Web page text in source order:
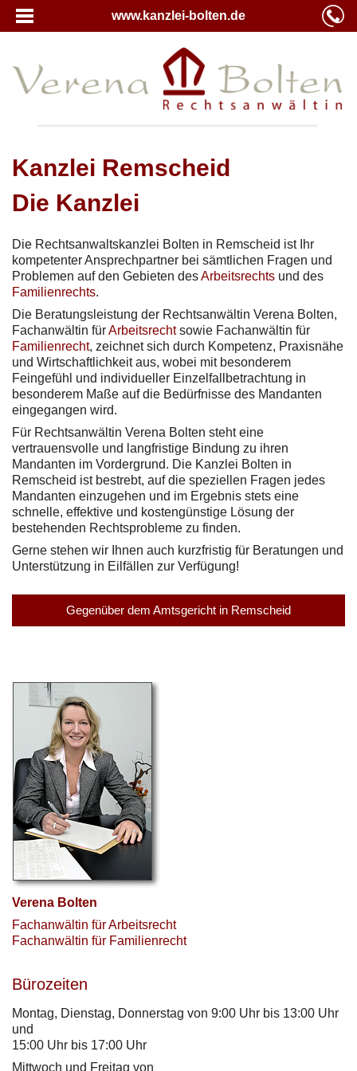
www.kanzlei-bolten.de
Kanzlei Remscheid
Die Kanzlei
Die Rechtsanwaltskanzlei Bolten in Remscheid ist Ihr
kompetenter Ansprechpartner bei sämtlichen Fragen und
Problemen auf den Gebieten desArbeitsrechts und des
Familienrechts.
Die Beratungsleistung der Rechtsanwältin Verena Bolten,
Fachanwältin fürArbeitsrechtsowie Fachanwältin für
Familienrecht, zeichnet sich durch Kompetenz, Praxisnähe
und Wirtschaftlichkeit aus, wobei mit besonderem
Feingefühl und individueller Einzelfallbetrachtung in
besonderem Maße auf die Bedürfnisse des Mandanten
eingegangen wird.
Für Rechtsanwältin Verena Bolten steht eine
vertrauensvolle und langfristige Bindung zu ihren
Mandanten im Vordergrund. Die Kanzlei Bolten in
Remscheid ist bestrebt, auf die speziellen Fragen jedes
Mandanten einzugehen und im Ergebnis stets eine
schnelle, effektive und kostengünstige Lösung der
bestehenden Rechtsprobleme zu finden.
Gerne stehen wir Ihnen auch kurzfristig für Beratungen und
Unterstützung in Eilfällen zur Verfügung!
Gegenüber dem Amtsgericht in Remscheid
Verena Bolten
Fachanwältin für Arbeitsrecht
Fachanwältin für Familienrecht
Bürozeiten
Montag, Dienstag, Donnerstag von 9:00 Uhr bis 13:00 Uhr
und
15:00 Uhr bis 17:00 Uhr
Mittwoch und Freitag von